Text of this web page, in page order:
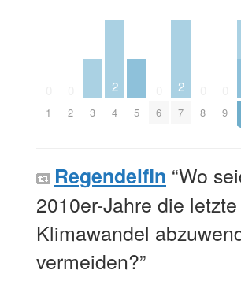
1 2 3
2
4 5 6
2
7 8 9
Regendelfin “Wo
2010er-Jahre die
Klimawandel
vermeiden?”